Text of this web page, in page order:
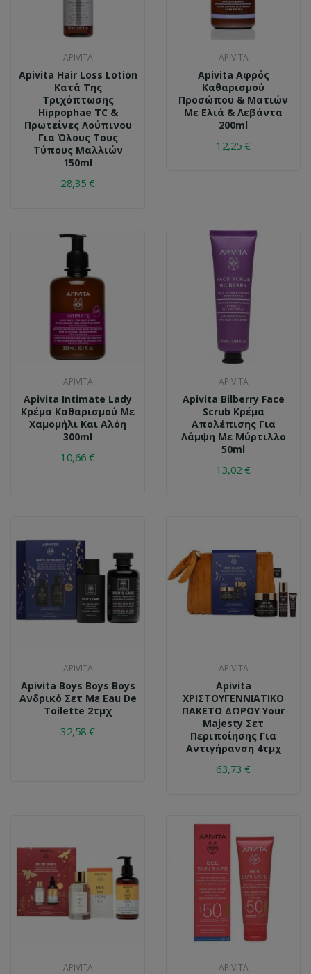
APIVITA
Apivita Hair Loss Lotion
Κατά Της
Τριχόπτωσης
Hippophae TC &
Πρωτείνες Λούπινου
Για Όλους Τους
Τύπους Μαλλιών
150ml
28,35 €
APIVITA
Apivita Αφρός
Καθαρισμού
Προσώπου & Ματιών
Με Ελιά & Λεβάντα
200ml
12,25 €
APIVITA
Apivita Intimate Lady
Κρέμα Καθαρισμού Με
Χαμομήλι Και Αλόη
300ml
10,66 €
APIVITA
Apivita Bilberry Face
Scrub Κρέμα
Απολέπισης Για
Λάμψη Με Μύρτιλλο
50ml
13,02 €
APIVITA
Apivita Boys Boys Boys
Ανδρικό Σετ Με Eau De
Toilette 2τμχ
32,58 €
APIVITA
Apivita
ΧΡΙΣΤΟΥΓΕΝΝΙΑΤΙΚΟ
ΠΑΚΕΤΟ ΔΩΡΟΥ Your
Majesty Σετ
Περιποίησης Για
Αντιγήρανση 4τμχ
63,73 €
APIVITA APIVITA